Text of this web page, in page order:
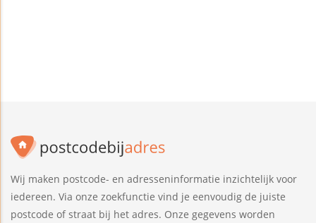
Wij maken postcode- en adresseninformatie inzichtelijk voor
iedereen. Via onze zoekfunctie vind je eenvoudig de juiste
postcode of straat bij het adres. Onze gegevens worden